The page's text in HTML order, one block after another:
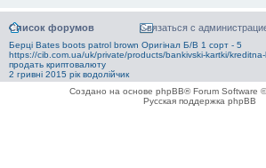
Список форумов Связаться с
Берці Bates boots patrol brown Оригінал Б/В 1 сорт - 5
https://cib.com.ua/uk/private/products/bankivski-kartki/kreditna-
продать криптовалюту
2 гривні 2015 рік водолійчик
Создано на основе phpBB® Forum Software
Русская поддержка phpBB